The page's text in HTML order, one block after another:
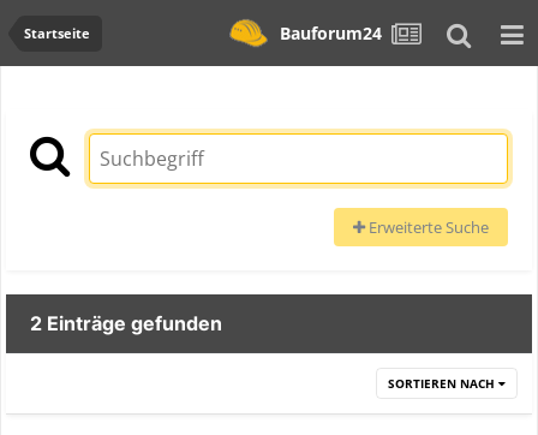
Startseite Bauforum24
Erweiterte Suche
2 Einträge gefunden
SORTIEREN NACH